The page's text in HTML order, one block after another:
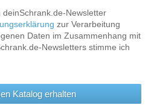
Newsletter
zur Verarbeitung
Daten im Zusammenhang mit
Newsletters stimme ich
Katalog erhalten